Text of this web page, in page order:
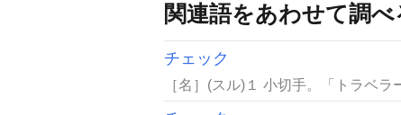
関連語をあわせて調べ
チェック
［名］(スル)１ 小切手。「トラベ